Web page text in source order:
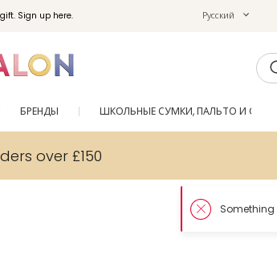
Sign up here. Русский
БРЕНДЫ ШКОЛЬНЫЕ СУМКИ, ПАЛЬТО И ОБУВЬ
over £150